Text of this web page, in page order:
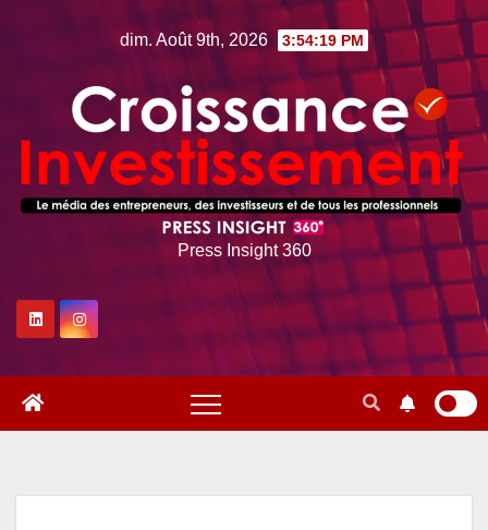
dim. Août 9th, 2026 3:54:20 PM
Press Insight 360